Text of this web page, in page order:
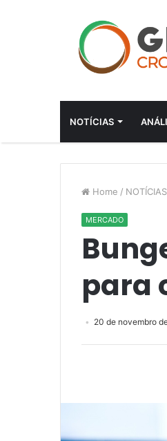
NOTÍCIAS
Home / NOTÍCIAS
MERCADO
para
20 de novembro